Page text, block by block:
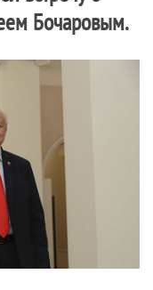
Бочаровым.